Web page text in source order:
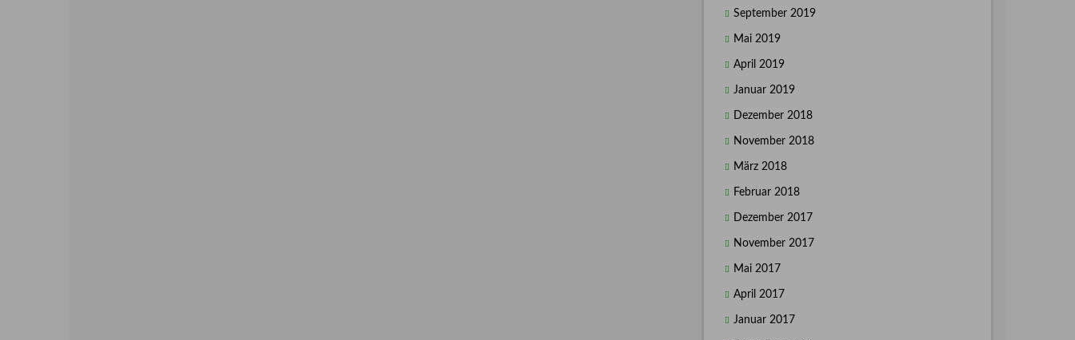
September 2019
Mai 2019
April 2019
Januar 2019
Dezember 2018
November 2018
März 2018
Februar 2018
Dezember 2017
November 2017
Mai 2017
April 2017
Januar 2017